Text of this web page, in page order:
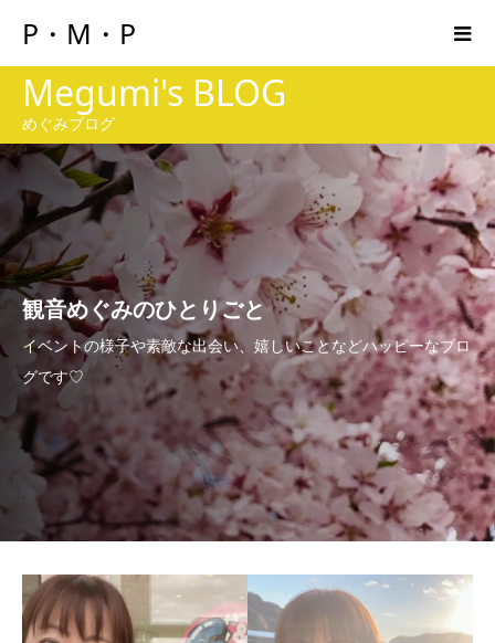
P・M・P
Megumi's BLOG
めぐみブログ
観音めぐみのひとりごと
イベントの様子や素敵な出会い、嬉しいことなどハッピーなブロ
グです♡